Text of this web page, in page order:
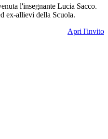
l'insegnante Lucia Sacco.
ex-allievi della Scuola.
Apri l'invito